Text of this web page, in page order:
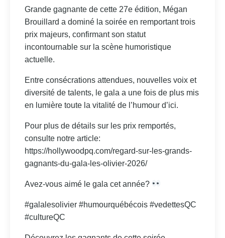
Grande gagnante de cette 27e édition, Mégan
Brouillard a dominé la soirée en remportant trois
prix majeurs, confirmant son statut
incontournable sur la scène humoristique
actuelle.
Entre consécrations attendues, nouvelles voix et
diversité de talents, le gala a une fois de plus mis
en lumière toute la vitalité de l’humour d’ici.
Pour plus de détails sur les prix remportés,
consulte notre article:
https://hollywoodpq.com/regard-sur-les-grands-
gagnants-du-gala-les-olivier-2026/
Avez-vous aimé le gala cet année?
#galalesolivier #humourquébécois #vedettesQC
#cultureQC